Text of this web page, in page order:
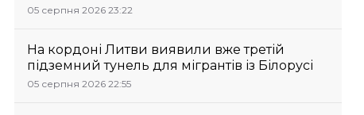
05 серпня 2026 23:22
На кордоні Литви виявили вже третій
підземний тунель для мігрантів із Білорусі
05 серпня 2026 22:55